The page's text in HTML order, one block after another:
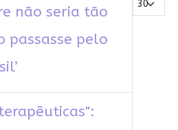
não seria tão
passasse pelo